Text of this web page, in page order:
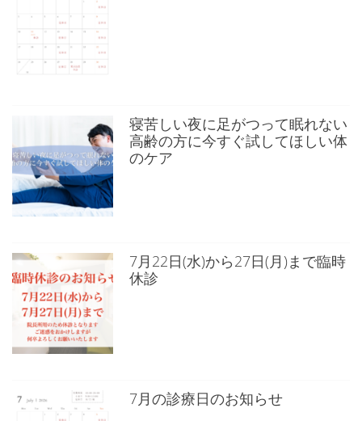
寝苦しい夜に足がつって眠れない
高齢の方に今すぐ試してほしい体
のケア
7月22日(水)から27日(月)まで臨時
休診
7月の診療日のお知らせ